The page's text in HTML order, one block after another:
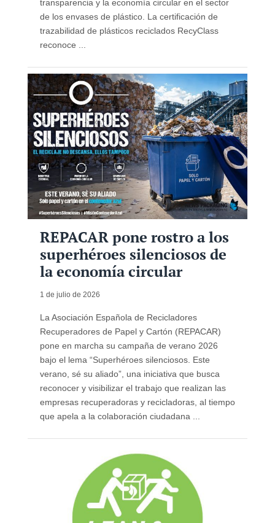
transparencia y la economía circular en el sector
de los envases de plástico. La certificación de
trazabilidad de plásticos reciclados RecyClass
reconoce ...
REPACAR pone rostro a los
superhéroes silenciosos de
la economía circular
1 de julio de 2026
La Asociación Española de Recicladores
Recuperadores de Papel y Cartón (REPACAR)
pone en marcha su campaña de verano 2026
bajo el lema “Superhéroes silenciosos. Este
verano, sé su aliado”, una iniciativa que busca
reconocer y visibilizar el trabajo que realizan las
empresas recuperadoras y recicladoras, al tiempo
que apela a la colaboración ciudadana ...